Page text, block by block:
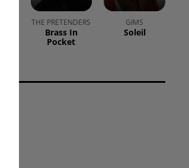
THE PRETENDERS
Brass In
Pocket
GIMS
Soleil